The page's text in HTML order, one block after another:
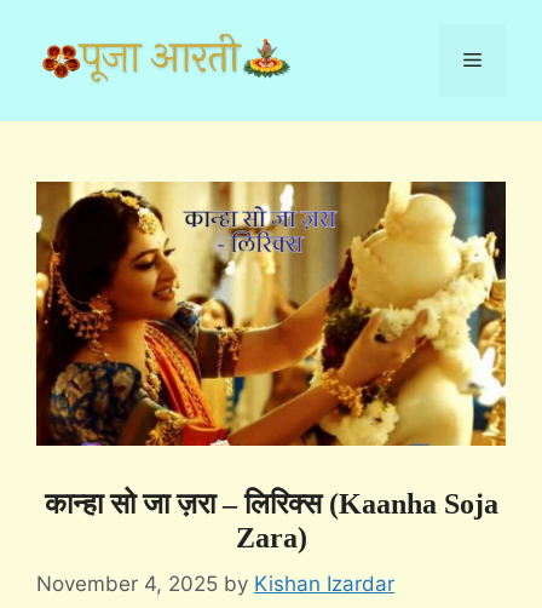
content
Menu
कान्हा सो जा ज़रा – लिरिक्स (Kaanha Soja
Zara)
November 4, 2025 by Kishan Izardar